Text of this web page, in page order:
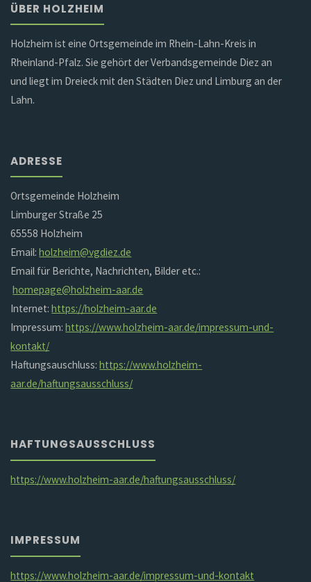
ÜBER HOLZHEIM
Holzheim ist eine Ortsgemeinde im Rhein-Lahn-Kreis in
Rheinland-Pfalz. Sie gehört der Verbandsgemeinde Diez an
und liegt im Dreieck mit den Städten Diez und Limburg an der
Lahn.
ADRESSE
Ortsgemeinde Holzheim
Limburger Straße 25
65558 Holzheim
Email:holzheim@vgdiez.de
Email für Berichte, Nachrichten, Bilder etc.:
homepage@holzheim-aar.de
Internet:https://holzheim-aar.de
Impressum:https://www.holzheim-aar.de/impressum-und-
kontakt/
Haftungsauschluss:https://www.holzheim-
aar.de/haftungsausschluss/
HAFTUNGSAUSSCHLUSS
https://www.holzheim-aar.de/haftungsausschluss/
IMPRESSUM
https://www.holzheim-aar.de/impressum-und-kontakt